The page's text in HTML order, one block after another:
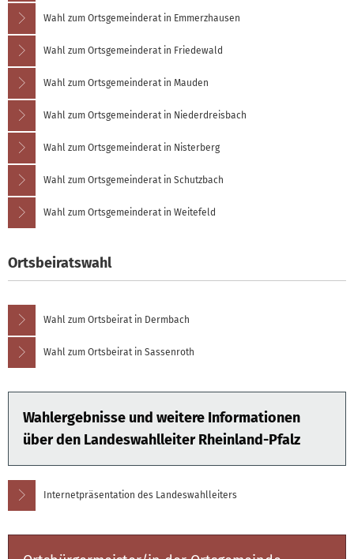
Wahl zum Ortsgemeinderat in Emmerzhausen
Wahl zum Ortsgemeinderat in Friedewald
Wahl zum Ortsgemeinderat in Mauden
Wahl zum Ortsgemeinderat in Niederdreisbach
Wahl zum Ortsgemeinderat in Nisterberg
Wahl zum Ortsgemeinderat in Schutzbach
Wahl zum Ortsgemeinderat in Weitefeld
Ortsbeiratswahl
Wahl zum Ortsbeirat in Dermbach
Wahl zum Ortsbeirat in Sassenroth
Wahlergebnisse und weitere Informationen
über den Landeswahlleiter Rheinland-Pfalz
Internetpräsentation des Landeswahlleiters